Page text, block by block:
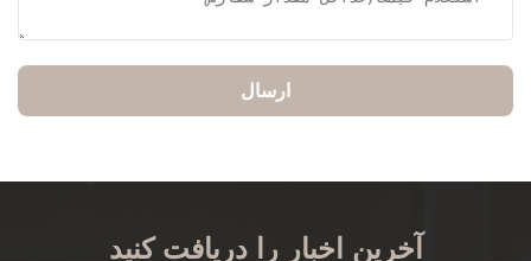
ارسال
آخرین اخبار را دریافت کنید